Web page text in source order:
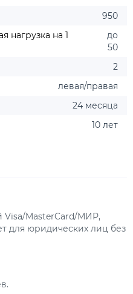
950
нагрузка на 1
до
50
2
левая/правая
24 месяца
10 лет
Visa/MasterCard/МИР,
для юридических лиц без